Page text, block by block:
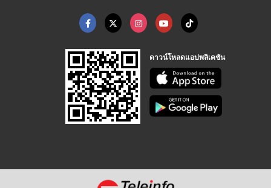
ดาวน์โหลดแอปพลิเคชัน